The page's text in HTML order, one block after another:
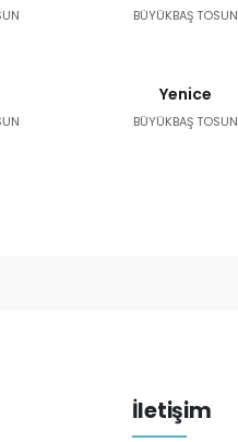
BÜYÜKBAŞ TOSUN
Yenice
BÜYÜKBAŞ TOSUN
İletişim